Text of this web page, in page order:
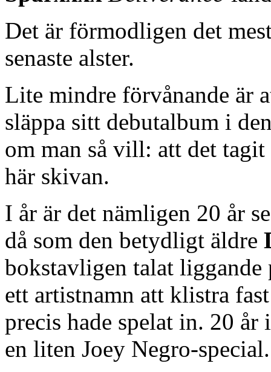
Det är förmodligen det
senaste alster.
Lite mindre förvånande är
släppa sitt debutalbum i
om man så vill: att det
här skivan.
I år är det nämligen 20 år
då som den betydligt äldre
bokstavligen talat
ett artistnamn att klistra
precis hade spelat in. 20
en liten Joey Negro-special.